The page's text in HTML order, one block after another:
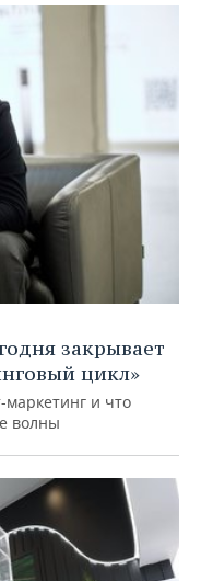
закрывает
цикл»
и что
волны